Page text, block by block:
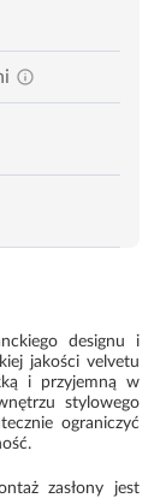
designu i
jakości velvetu
i przyjemną w
stylowego
ograniczyć
zasłony jest